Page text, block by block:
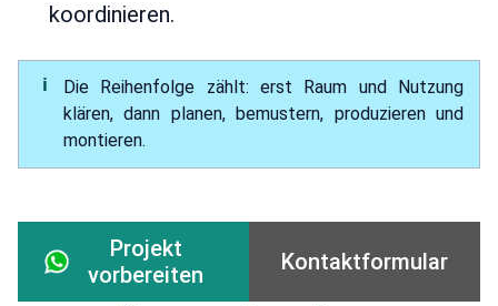
koordinieren.
Die Reihenfolge zählt: erst Raum und Nutzung
klären, dann planen, bemustern, produzieren und
montieren.
Projekt
vorbereiten
Kontaktformular